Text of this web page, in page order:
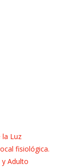
la Luz
fisiológica.
y Adulto